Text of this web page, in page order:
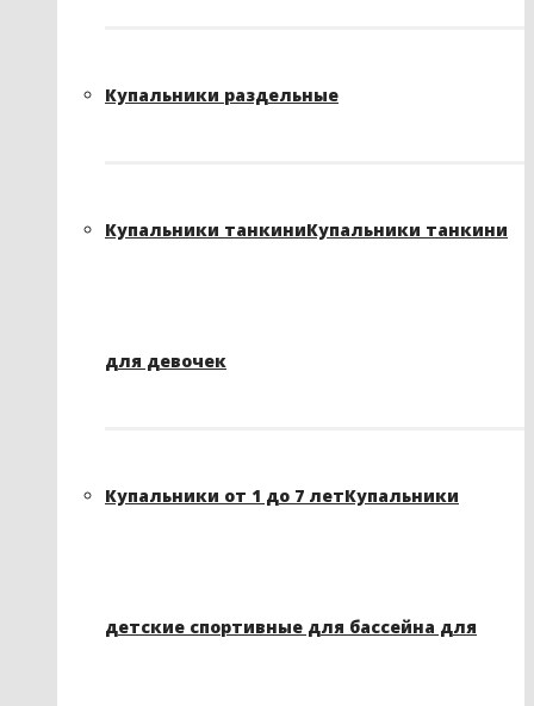
Купальники раздельные
Купальники танкиниКупальники танкини
для девочек
Купальники от 1 до 7 летКупальники
детские спортивные для бассейна для